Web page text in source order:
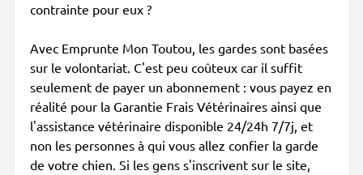
contrainte pour eux ?
Avec Emprunte Mon Toutou, les gardes sont basées
sur le volontariat. C'est peu coûteux car il suffit
seulement de payer un abonnement : vous payez en
réalité pour la Garantie Frais Vétérinaires ainsi que
l'assistance vétérinaire disponible 24/24h 7/7j, et
non les personnes à qui vous allez confier la garde
de votre chien. Si les gens s'inscrivent sur le site,